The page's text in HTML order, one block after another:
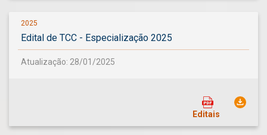
2025
Edital de TCC - Especialização 2025
Atualização: 28/01/2025
Editais